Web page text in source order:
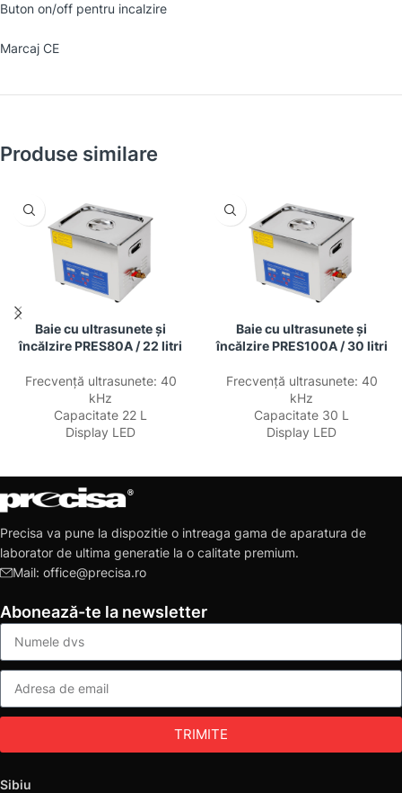
Buton on/off pentru incalzire
Marcaj CE
Produse similare
Baie cu ultrasunete și
încălzire PRES80A / 22 litri
Frecvență ultrasunete: 40
kHz
Capacitate 22 L
Display LED
Baie cu ultrasunete și
încălzire PRES100A / 30 litri
Frecvență ultrasunete: 40
kHz
Capacitate 30 L
Display LED
Precisa va pune la dispozitie o intreaga gama de aparatura de
laborator de ultima generatie la o calitate premium.
Mail: office@precisa.ro
Abonează-te la newsletter
TRIMITE
Sibiu